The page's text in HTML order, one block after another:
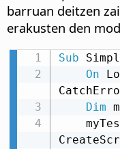
barruan deitzen
erakusten den
Sub
On
Dim